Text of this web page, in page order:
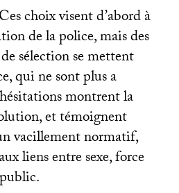
choix visent d’abord à
de la police, mais des
sélection se mettent
qui ne sont plus a
montrent la
et témoignent
vacillement normatif,
liens entre sexe, force